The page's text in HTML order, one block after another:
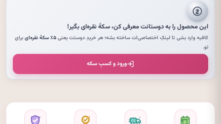
این محصول را به دوستانت معرفی کن،سکهٔ نقره‌ایبگیر!
کافیه وارد بشی تا لینکِ اختصاصی‌ات ساخته بشه؛ هر خریدِ دوستت یعنی۵٪ سکهٔ نقره‌ای
برای
تو.
ورود و کسبِ سکه